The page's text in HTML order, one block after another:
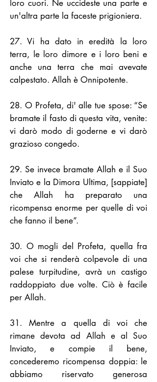
loro cuori. Ne uccideste una parte e
un'altra parte la faceste prigioniera.
27. Vi ha dato in eredità la loro
terra, le loro dimore e i loro beni e
anche una terra che mai avevate
calpestato. Allah è Onnipotente.
28. O Profeta, di' alle tue spose: “Se
bramate il fasto di questa vita, venite:
vi darò modo di goderne e vi darò
grazioso congedo.
29. Se invece bramate Allah e il Suo
Inviato e la Dimora Ultima, [sappiate]
che Allah ha preparato una
ricompensa enorme per quelle di voi
che fanno il bene”.
30. O mogli del Profeta, quella fra
voi che si renderà colpevole di una
palese turpitudine, avrà un castigo
raddoppiato due volte. Ciò è facile
per Allah.
31. Mentre a quella di voi che
rimane devota ad Allah e al Suo
Inviato, e compie il bene,
concederemo ricompensa doppia: le
abbiamo riservato generosa